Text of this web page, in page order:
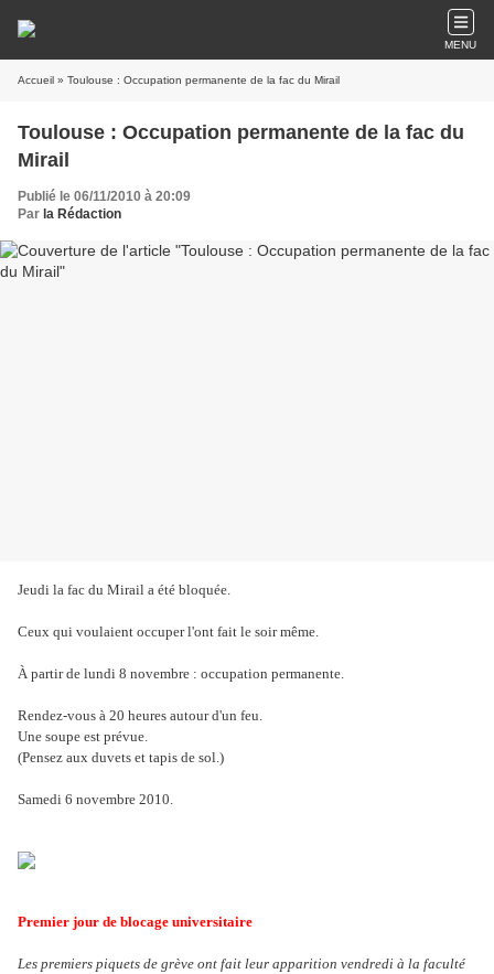
MENU
Accueil » Toulouse : Occupation permanente de la fac du Mirail
Toulouse : Occupation permanente de la fac du
Mirail
Publié le 06/11/2010 à 20:09
Par la Rédaction
Jeudi la fac du Mirail a été bloquée.
Ceux qui voulaient occuper l'ont fait le soir même.
À partir de lundi 8 novembre : occupation permanente.
Rendez-vous à 20 heures autour d'un feu.
Une soupe est prévue.
(Pensez aux duvets et tapis de sol.)
Samedi 6 novembre 2010.
Premier jour de blocage universitaire
Les premiers piquets de grève ont fait leur apparition vendredi à la faculté